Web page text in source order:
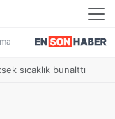
sıcaklık bunalttı